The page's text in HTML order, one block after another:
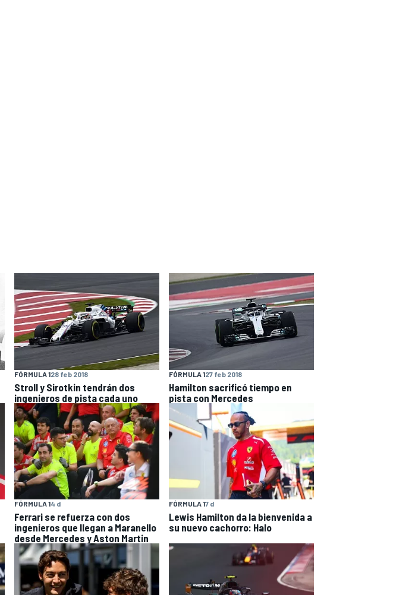
FÓRMULA 128 feb 2018
Stroll y Sirotkin tendrán dos
ingenieros de pista cada uno
FÓRMULA 127 feb 2018
Hamilton sacrificó tiempo en
pista con Mercedes
FÓRMULA 14 d
Ferrari se refuerza con dos
ingenieros que llegan a Maranello
desde Mercedes y Aston Martin
FÓRMULA 17 d
Lewis Hamilton da la bienvenida a
su nuevo cachorro: Halo